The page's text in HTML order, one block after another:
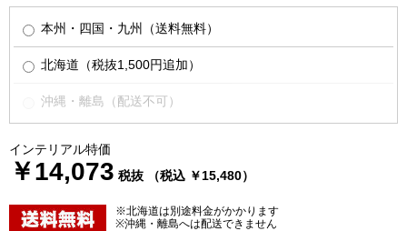
本州・四国・九州（送料無料）
北海道（税抜1,500円追加）
沖縄・離島（配送不可）
インテリアル特価
￥14,073 税抜 （税込 ￥15,480）
※北海道は別途料金がかかります
※沖縄・離島へは配送できません